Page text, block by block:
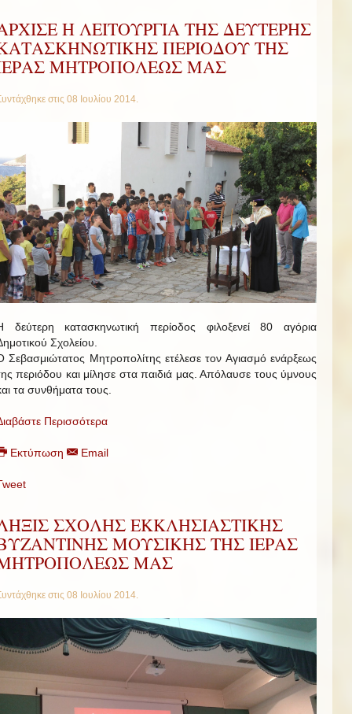
Η ΛΕΙΤΟΥΡΓΙΑ ΤΗΣ ΔΕΥΤΕΡΗΣ
ΠΕΡΙΟΔΟΥ ΤΗΣ
ΜΗΤΡΟΠΟΛΕΩΣ ΜΑΣ
στις 08 Ιουλίου 2014.
δεύτερη κατασκηνωτική περίοδος φιλοξενεί 80 αγόρια
Σχολείου.
Σεβασμιώτατος Μητροπολίτης ετέλεσε τον Αγιασμό ενάρξεως
περιόδου και μίλησε στα παιδιά μας. Απόλαυσε τους ύμνους
τα συνθήματα τους.
Περισσότερα
Εκτύπωση Email
ΣΧΟΛΗΣ ΕΚΚΛΗΣΙΑΣΤΙΚΗΣ
ΜΟΥΣΙΚΗΣ ΤΗΣ ΙΕΡΑΣ
ΜΑΣ
στις 08 Ιουλίου 2014